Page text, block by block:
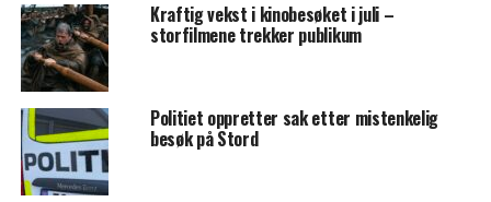
Kraftig vekst i kinobesøket i juli –
storfilmene trekker publikum
Politiet oppretter sak etter mistenkelig
besøk på Stord